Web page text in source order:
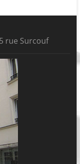
rue Surcouf